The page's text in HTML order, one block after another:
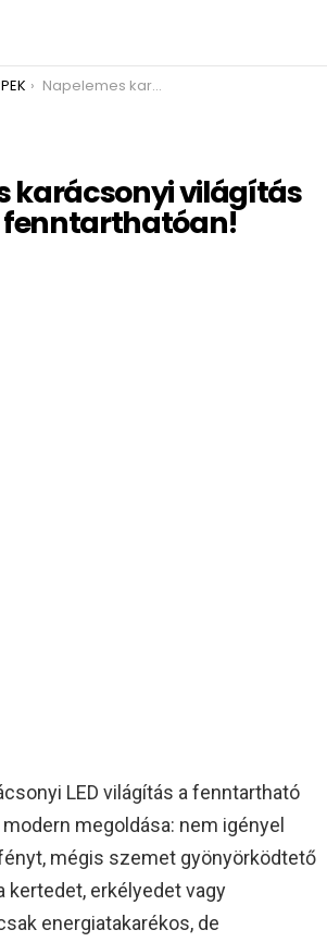
Napelemes karácsonyi világítás – Ünnepelj fenntarthatóan!
karácsonyi világítás
fenntarthatóan!
LED világítás a fenntartható
megoldása: nem igényel
mégis szemet gyönyörködtető
kertedet, erkélyedet vagy
energiatakarékos, de